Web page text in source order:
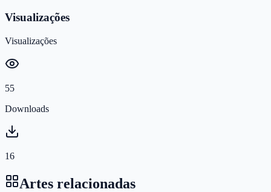
Visualizações
Visualizações
55
Downloads
16
Artes relacionadas